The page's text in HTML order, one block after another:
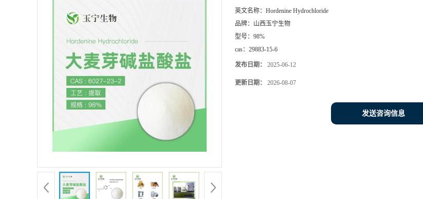
英文名称： Hordenine Hydrochloride
品牌： 山西玉宁生物
型号： 98%
cas： 29883-15-6
发布日期： 2025-06-12
更新日期： 2026-08-07
发送咨询信息